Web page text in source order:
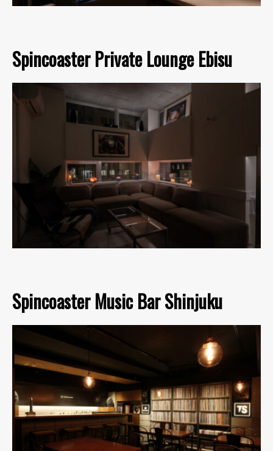
Spincoaster Private Lounge Ebisu
Spincoaster Music Bar Shinjuku